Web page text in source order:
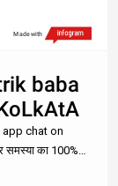
Made with
baba
app chat on
समस्या का 100%
किस बात का